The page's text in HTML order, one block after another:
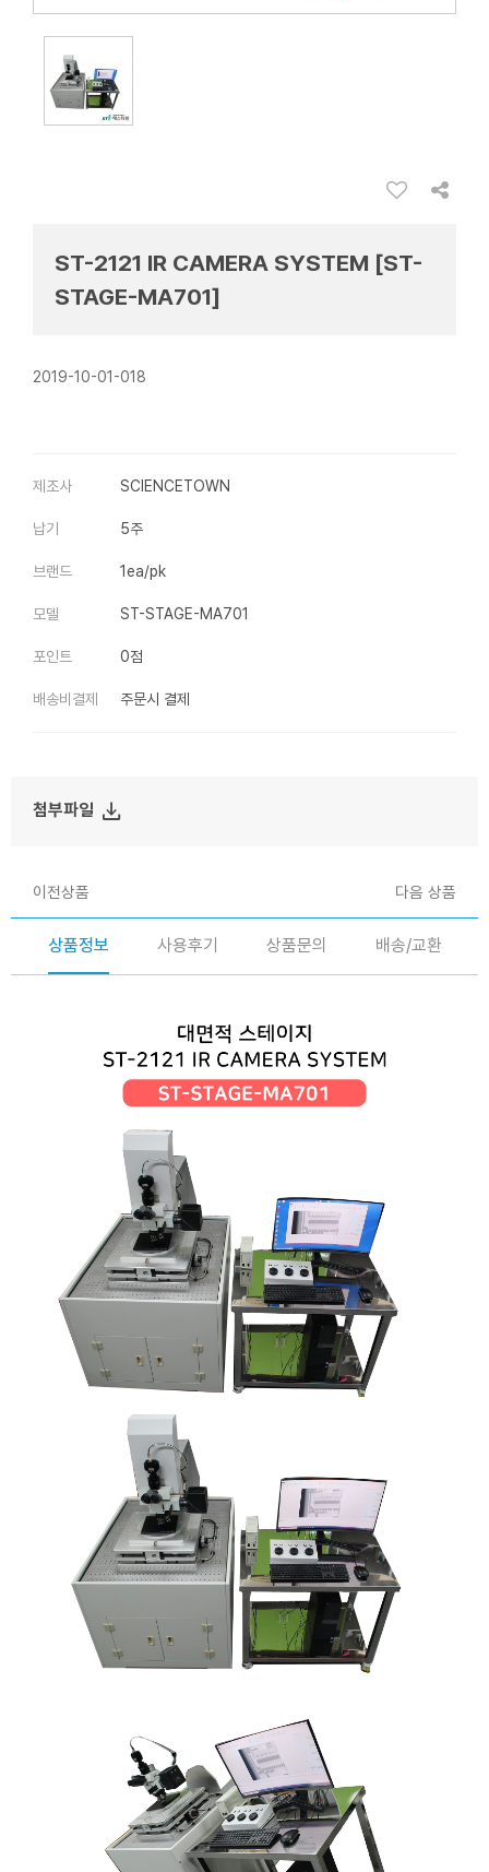
ST-2121 IR CAMERA SYSTEM [ST-
STAGE-MA701]
2019-10-01-018
제조사 SCIENCETOWN
납기 5주
브랜드 1ea/pk
모델 ST-STAGE-MA701
포인트 0점
배송비결제 주문시 결제
첨부파일 file_download
이전상품 다음 상품
상품정보 사용후기 상품문의 배송/교환